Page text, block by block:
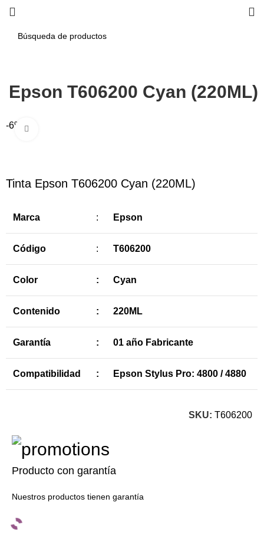
Epson T606200 Cyan (220ML)
-6%
Tinta Epson T606200 Cyan (220ML)
Marca : Epson
Código : T606200
Color : Cyan
Contenido : 220ML
Garantía : 01 año Fabricante
Compatibilidad : Epson Stylus Pro: 4800 / 4880
SKU: T606200
Producto con garantía
Nuestros productos tienen garantía